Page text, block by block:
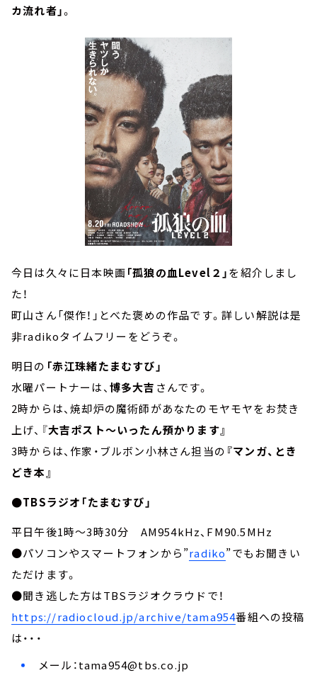
カ流れ者」。
今日は久々に日本映画「孤狼の血Level２」を紹介しまし
た！
町山さん「傑作！」とべた褒めの作品です。詳しい解説は是
非radikoタイムフリーをどうぞ。
明日の 「赤江珠緒たまむすび」
水曜パートナーは、博多大吉 さんです。
2時からは、焼却炉の魔術師があなたのモヤモヤをお焚き
上げ、『大吉ポスト～いったん預かります』
3時からは、作家・ブルボン小林さん担当の 『マンガ、とき
どき本』
●TBSラジオ「たまむすび」
平日午後1時～3時30分 AM954kHz、FM90.5MHz
●パソコンやスマートフォンから”radiko”でもお聞きい
ただけます。
●聞き逃した方はTBSラジオクラウドで！
https://radiocloud.jp/archive/tama954番組への投稿
は・・・
メール：tama954@tbs.co.jp